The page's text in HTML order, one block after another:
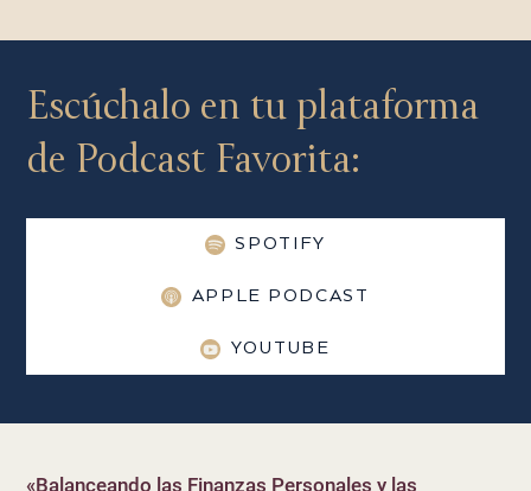
Escúchalo en tu plataforma
de Podcast Favorita:
SPOTIFY
APPLE PODCAST
YOUTUBE
«Balanceando las Finanzas Personales y las